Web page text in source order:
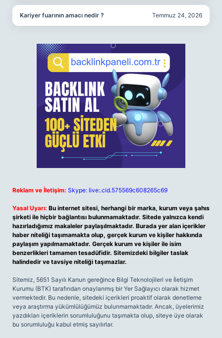
Kariyer fuarının amacı nedir ? Temmuz 24, 2026
Reklam ve İletişim: Skype: live:.cid.575569c608265c69
Yasal Uyarı: Bu internet sitesi, herhangi bir marka, kurum veya şahıs
şirketi ile hiçbir bağlantısı bulunmamaktadır. Sitede yalnızca kendi
hazırladığımız makaleler paylaşılmaktadır. Burada yer alan içerikler
haber niteliği taşımamakta olup, gerçek kurum ve kişiler hakkında
paylaşım yapılmamaktadır. Gerçek kurum ve kişiler ile isim
benzerlikleri tamamen tesadüfidir. Sitemizdeki bilgiler taslak
halindedir ve tavsiye niteliği taşımazlar.
Sitemiz, 5651 Sayılı Kanun gereğince Bilgi Teknolojileri ve İletişim
Kurumu (BTK) tarafından onaylanmış bir Yer Sağlayıcı olarak hizmet
vermektedir. Bu nedenle, sitedeki içerikleri proaktif olarak denetleme
veya araştırma yükümlülüğümüz bulunmamaktadır. Ancak, üyelerimiz
yazdıkları içeriklerin sorumluluğunu taşımakta olup, siteye üye olarak
bu sorumluluğu kabul etmiş sayılırlar.